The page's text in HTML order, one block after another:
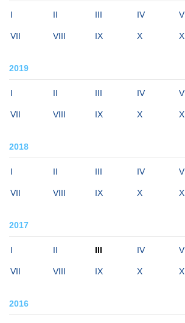
I II III IV V
VII VIII IX X
2019
I II III IV V
VII VIII IX X
2018
I II III IV V
VII VIII IX X
2017
I II III IV V
VII VIII IX X
2016